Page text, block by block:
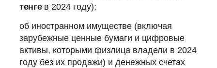
тенге в 2024 году);
об иностранном имуществе (включая
зарубежные ценные бумаги и цифровые
активы, которыми физлица владели в 2024
году без их продажи) и денежных счетах